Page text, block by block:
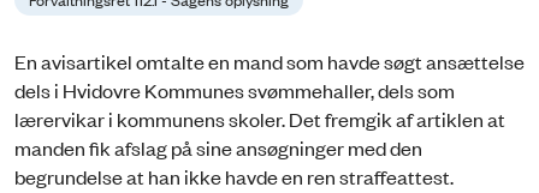
En avisartikel omtalte en mand som havde søgt ansættelse
dels i Hvidovre Kommunes svømmehaller, dels som
lærervikar i kommunens skoler. Det fremgik af artiklen at
manden fik afslag på sine ansøgninger med den
begrundelse at han ikke havde en ren straffeattest.